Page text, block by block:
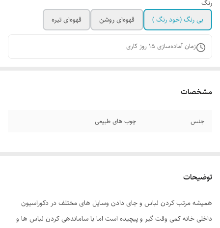
رنگ
بی رنگ (خود رنگ )
قهوه‌ای روشن قهوه‌ای تیره
زمان آماده‌سازی 15 روز کاری
مشخصات
جنس چوب های طبیعی
توضیحات
همیشه مرتب کردن لباس و جای دادن وسایل های مختلف در دکوراسیون
داخلی خانه کمی وقت گیر و پیچیده است اما با ساماندهی کردن لباس ها و